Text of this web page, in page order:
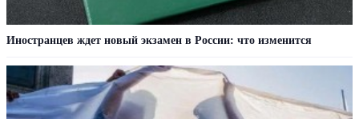
Иностранцев ждет новый экзамен в России: что изменится